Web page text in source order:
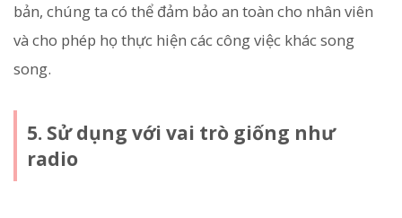
bản, chúng ta có thể đảm bảo an toàn cho nhân viên
và cho phép họ thực hiện các công việc khác song
song.
5. Sử dụng với vai trò giống như
radio